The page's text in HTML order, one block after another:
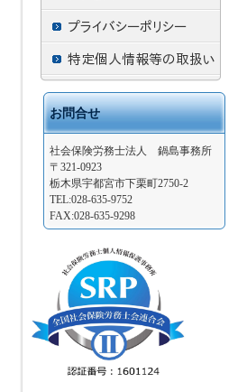
お問合せ
社会保険労務士法人 鍋島事務所
〒321-0923
栃木県宇都宮市下栗町2750-2
TEL:028-635-9752
FAX:028-635-9298